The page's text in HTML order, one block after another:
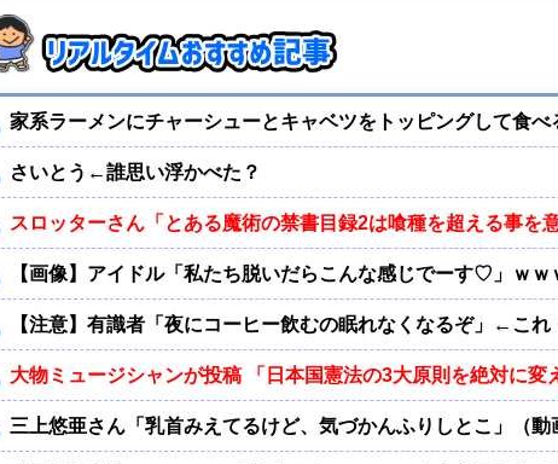
家系ラーメンにチャーシューとキャベツをトッピングして食べ
さいとう←誰思い浮かべた？
スロッターさん「とある魔術の禁書目録2は喰種を超える事
【画像】アイドル「私たち脱いだらこんな感じでーす♡」ｗｗ
【注意】有識者「夜にコーヒー飲むの眠れなくなるぞ」←これ
大物ミュージシャンが投稿 「日本国憲法の3大原則を絶対に変
三上悠亜さん「乳首みえてるけど、気づかんふりしとこ」（動